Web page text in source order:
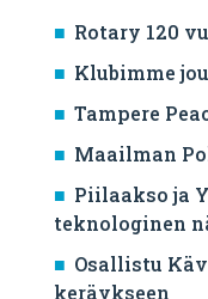
Rotary 120
Klubimme
Tampere
Maailman
Piilaakso ja
teknologinen
Osallistu
keräykseen